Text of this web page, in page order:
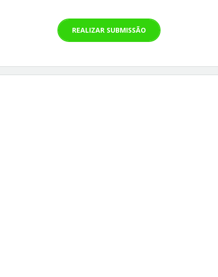
REALIZAR SUBMISSÃO